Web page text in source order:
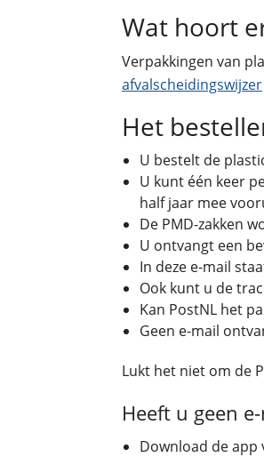
Wat hoort
Verpakkingen van
afvalscheidingswijzer
Het
U bestelt de
U kunt één keer
half jaar mee
De PMD-zakken
U ontvangt een
In deze e-mail
Ook kunt u de
Kan PostNL het
Geen e-mail
Lukt het niet om de
Heeft u geen
Download de app